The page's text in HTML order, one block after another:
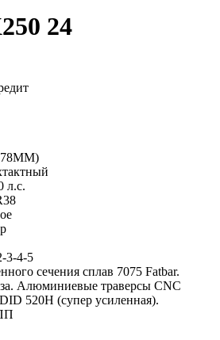
24
л.с.
3-4-5
сечения сплав 7075 Fatbar.
Алюминиевые траверсы CNC
520H (супер усиленная).